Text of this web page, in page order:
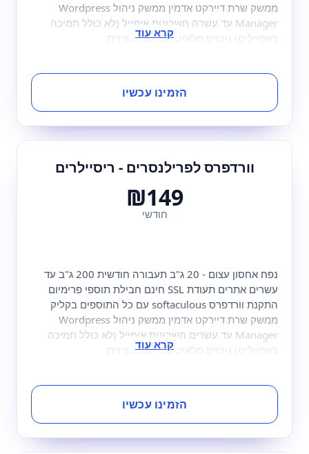
ממשק שרת דיירקט אדמין ממשק ניהול Wordpress
Manager עד עשרה חשבונות אימייל (לא כולל תמיכה
באמיילים) גיבוים מלאים 30 יום אחורנית
הזמינו עכשיו
וורדפרס לפרילנסרים - ריסיילרים
₪149
חודשי
נפח אחסון עצום - 20 ג"ב תעבורה חודשית 200 ג"ב עד
עשרים אתרים תעודת SSL חינם חבילת תוספי פרימיום
התקנת וורדפרס softaculous עם כל התוספים בקליק
ממשק שרת דיירקט אדמין ממשק ניהול Wordpress
Manager עד עשרים חשבונות אימייל (לא כולל תמיכה
באמיילים) גיבוים מלאים 30 יום אחורנית
הזמינו עכשיו